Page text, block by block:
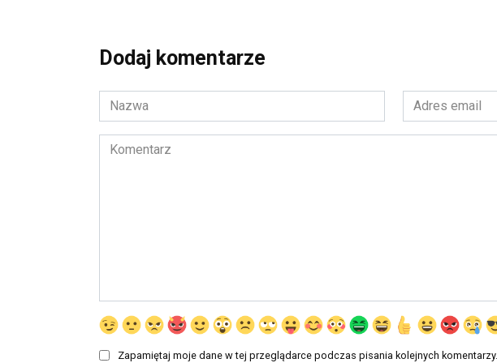
Dodaj komentarze
Nazwa
*
Adres
email
*
Komentarz
Zapamiętaj moje dane w tej przeglądarce podczas pisania kolejnych komentarzy.